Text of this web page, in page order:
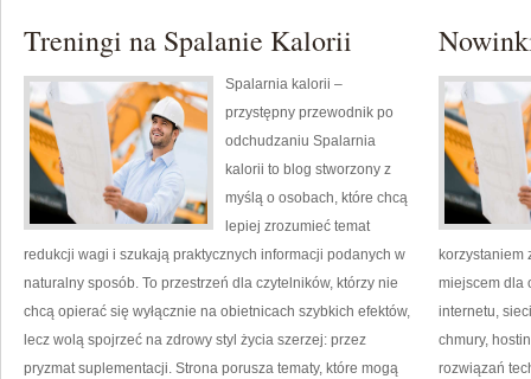
Treningi na Spalanie Kalorii
Spalarnia kalorii –
przystępny przewodnik po
odchudzaniu Spalarnia
kalorii to blog stworzony z
myślą o osobach, które chcą
lepiej zrozumieć temat
redukcji wagi i szukają praktycznych informacji podanych w
naturalny sposób. To przestrzeń dla czytelników, którzy nie
chcą opierać się wyłącznie na obietnicach szybkich efektów,
lecz wolą spojrzeć na zdrowy styl życia szerzej: przez
pryzmat suplementacji. Strona porusza tematy, które mogą
korzystaniem
miejscem dla
internetu,
chmury,
rozwiązań